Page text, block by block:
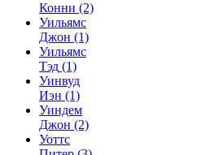
Конни (2)
Уильямс
Джон (1)
Уильямс
Тэд (1)
Уинвуд
Иэн (1)
Уиндем
Джон (2)
Уоттс